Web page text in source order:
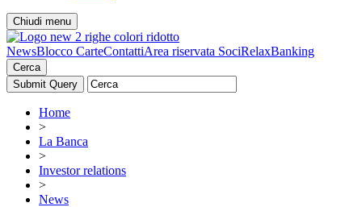
Chiudi menu
NewsBlocco CarteContattiArea riservata SociRelaxBanking
Cerca
Home
>
La Banca
>
Investor relations
>
News